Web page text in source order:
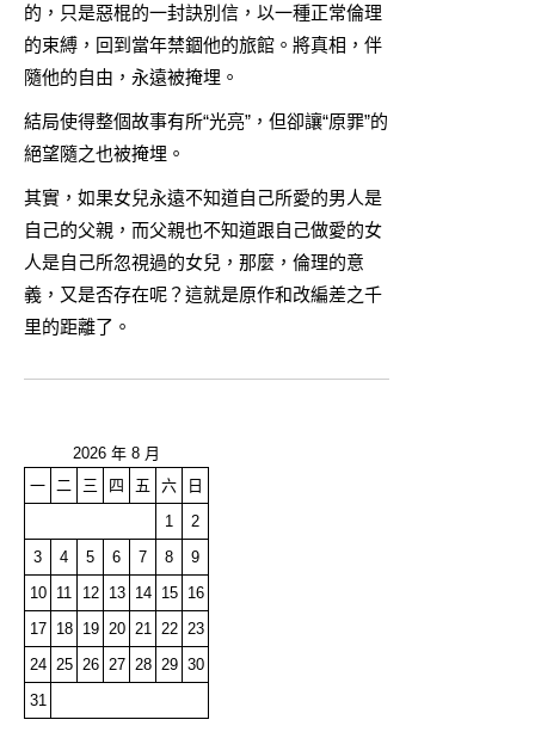
的，只是惡棍的一封訣別信，以一種正常倫理
的束縛，回到當年禁錮他的旅館。將真相，伴
隨他的自由，永遠被掩埋。
結局使得整個故事有所“光亮”，但卻讓“原罪”的
絕望隨之也被掩埋。
其實，如果女兒永遠不知道自己所愛的男人是
自己的父親，而父親也不知道跟自己做愛的女
人是自己所忽視過的女兒，那麼，倫理的意
義，又是否存在呢？這就是原作和改編差之千
里的距離了。
2026 年 8 月
一
二 三 四 五 六
日
1
2
3
4 5 6 7 8
9
10
11 12 13 14 15
16
17
18 19 20 21 22
23
24
25 26 27 28 29 30
31